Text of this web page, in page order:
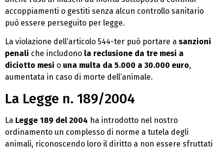
accoppiamenti o gestiti senza alcun controllo sanitario
può essere perseguito per legge.
La violazione dell’articolo 544-ter può portare a sanzioni
penali che includono la reclusione da tre mesi a
diciotto mesi o una multa da 5.000 a 30.000 euro,
aumentata in caso di morte dell’animale.
La Legge n. 189/2004
La Legge 189 del 2004 ha introdotto nel nostro
ordinamento un complesso di norme a tutela degli
animali, riconoscendo loro il diritto a non essere sfruttati